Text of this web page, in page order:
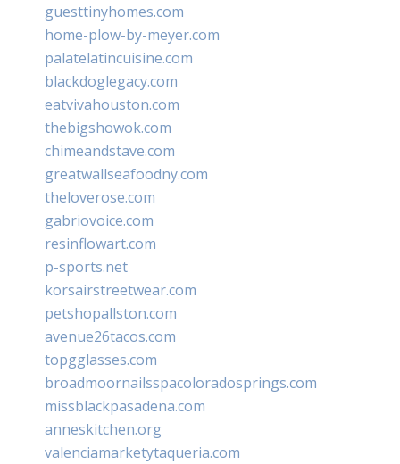
guesttinyhomes.com
home-plow-by-meyer.com
palatelatincuisine.com
blackdoglegacy.com
eatvivahouston.com
thebigshowok.com
chimeandstave.com
greatwallseafoodny.com
theloverose.com
gabriovoice.com
resinflowart.com
p-sports.net
korsairstreetwear.com
petshopallston.com
avenue26tacos.com
topgglasses.com
broadmoornailsspacoloradosprings.com
missblackpasadena.com
anneskitchen.org
valenciamarketytaqueria.com